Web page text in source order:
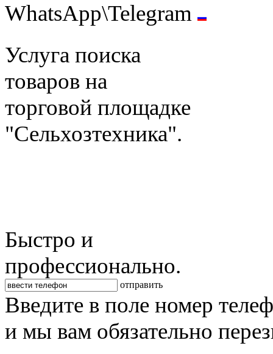
WhatsApp\Telegram
Услуга поиска
товаров на
торговой площадке
"Сельхозтехника".
Быстро и
профессионально.
отправить
Введите в поле номер
и мы вам обязательно